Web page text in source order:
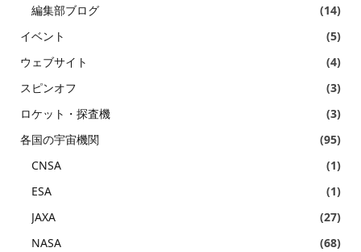
編集部ブログ
(14)
イベント
(5)
ウェブサイト
(4)
スピンオフ
(3)
ロケット・探査機
(3)
各国の宇宙機関
(95)
CNSA
(1)
ESA
(1)
JAXA
(27)
NASA
(68)